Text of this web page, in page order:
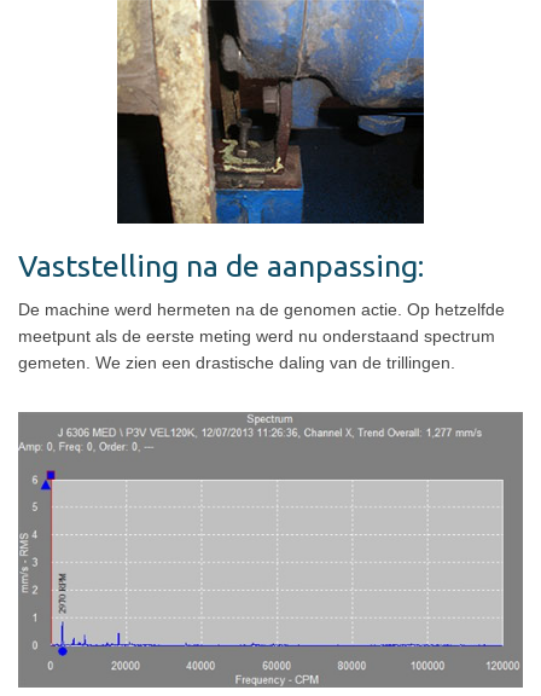
Vaststelling na de aanpassing:
De machine werd hermeten na de genomen actie. Op hetzelfde
meetpunt als de eerste meting werd nu onderstaand spectrum
gemeten. We zien een drastische daling van de trillingen.